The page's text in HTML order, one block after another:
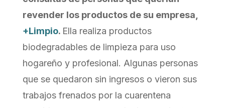
revender los productos de su empresa,
+Limpio. Ella realiza productos
biodegradables de limpieza para uso
hogareño y profesional. Algunas personas
que se quedaron sin ingresos o vieron sus
trabajos frenados por la cuarentena